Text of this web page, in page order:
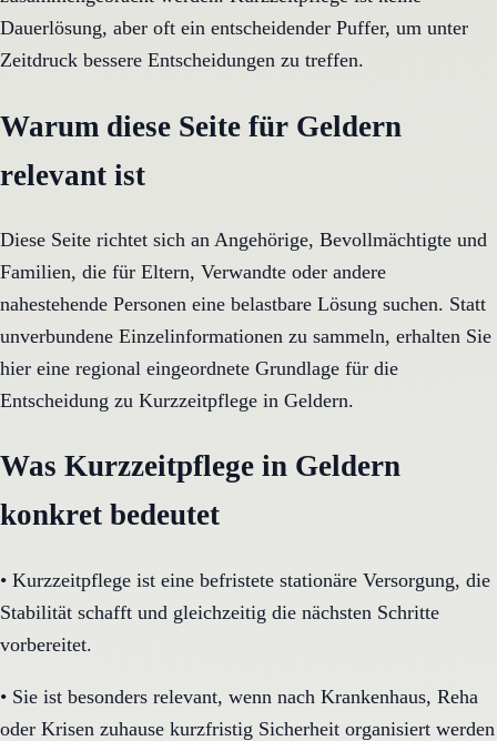
Dauerlösung, aber oft ein entscheidender Puffer, um unter
Zeitdruck bessere Entscheidungen zu treffen.
Warum diese Seite für Geldern
relevant ist
Diese Seite richtet sich an Angehörige, Bevollmächtigte und
Familien, die für Eltern, Verwandte oder andere
nahestehende Personen eine belastbare Lösung suchen. Statt
unverbundene Einzelinformationen zu sammeln, erhalten Sie
hier eine regional eingeordnete Grundlage für die
Entscheidung zu Kurzzeitpflege in Geldern.
Was Kurzzeitpflege in Geldern
konkret bedeutet
• Kurzzeitpflege ist eine befristete stationäre Versorgung, die
Stabilität schafft und gleichzeitig die nächsten Schritte
vorbereitet.
• Sie ist besonders relevant, wenn nach Krankenhaus, Reha
oder Krisen zuhause kurzfristig Sicherheit organisiert werden